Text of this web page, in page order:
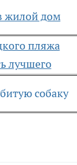
жилой дом
пляжа
лучшего
собаку